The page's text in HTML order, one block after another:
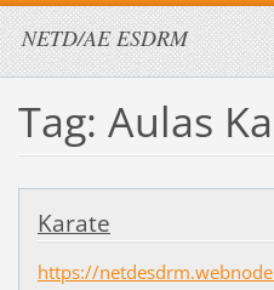
NETD/AE ESDRM
Tag: Aulas
Karate
https://